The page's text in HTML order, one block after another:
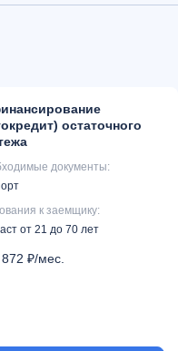
остаточного
документы:
к заемщику:
от 21 до 70 лет
872 ₽/мес.